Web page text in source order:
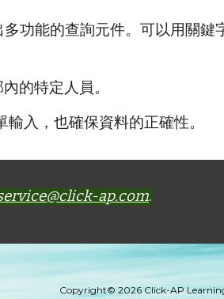
功能的查詢元件。可以用關鍵
的特定人員。
入，也確保資料的正確性。
ap.com.
Copyright© 2026 Click-AP